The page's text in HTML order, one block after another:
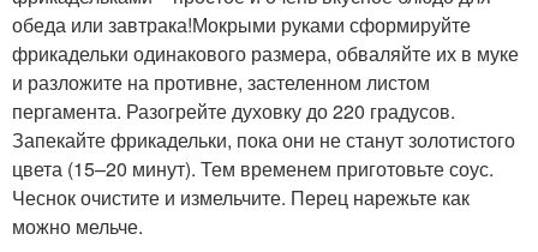
обеда или завтрака!Мокрыми руками сформируйте
фрикадельки одинакового размера, обваляйте их в муке
и разложите на противне, застеленном листом
пергамента. Разогрейте духовку до 220 градусов.
Запекайте фрикадельки, пока они не станут золотистого
цвета (15–20 минут). Тем временем приготовьте соус.
Чеснок очистите и измельчите. Перец нарежьте как
можно мельче.